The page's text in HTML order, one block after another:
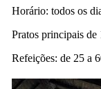
Horário: todos os
Pratos principais de
Refeições: de 25 a